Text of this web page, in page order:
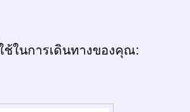
ในการเดินทางของคุณ: